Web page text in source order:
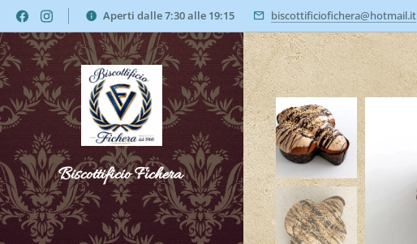
Aperti dalle 7:30 alle 19:15 biscottificiofichera@hotmail.it
Biscottificio Fichera